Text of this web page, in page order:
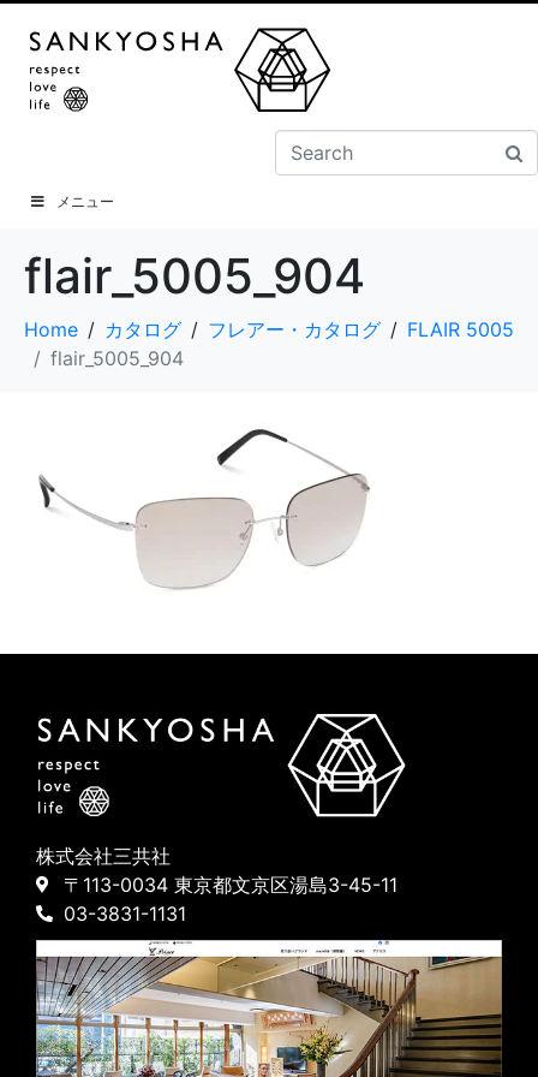
メニュー
flair_5005_904
Home カタログ フレアー・カタログ
FLAIR 5005
flair_5005_904
株式会社三共社
〒113-0034 東京都文京区湯島3-45-11
03-3831-1131